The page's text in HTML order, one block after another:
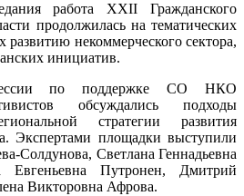
работа XXII Гражданского
продолжилась на тематических
некоммерческого сектора,
инициатив.
по поддержке СО НКО
обсуждались подходы
стратегии развития
Экспертами площадки выступили
Солдунова, Светлана Геннадьевна
Евгеньевна Путронен, Дмитрий
Викторовна Афрова.